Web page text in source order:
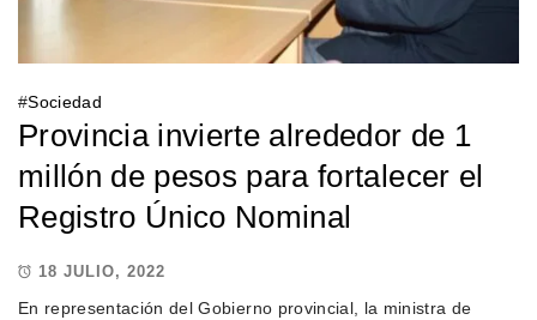
#Sociedad
Provincia invierte alrededor de 1
millón de pesos para fortalecer el
Registro Único Nominal
18 JULIO, 2022
En representación del Gobierno provincial, la ministra de